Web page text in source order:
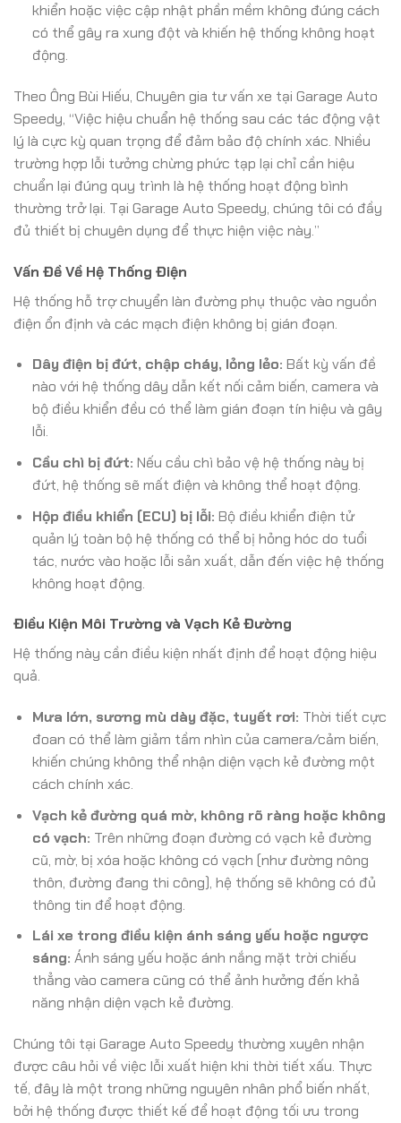
khiển hoặc việc cập nhật phần mềm không đúng cách
có thể gây ra xung đột và khiến hệ thống không hoạt
động.
Theo Ông Bùi Hiếu, Chuyên gia tư vấn xe tại Garage Auto
Speedy, “Việc hiệu chuẩn hệ thống sau các tác động vật
lý là cực kỳ quan trọng để đảm bảo độ chính xác. Nhiều
trường hợp lỗi tưởng chừng phức tạp lại chỉ cần hiệu
chuẩn lại đúng quy trình là hệ thống hoạt động bình
thường trở lại. Tại Garage Auto Speedy, chúng tôi có đầy
đủ thiết bị chuyên dụng để thực hiện việc này.”
Vấn Đề Về Hệ Thống Điện
Hệ thống hỗ trợ chuyển làn đường phụ thuộc vào nguồn
điện ổn định và các mạch điện không bị gián đoạn.
Dây điện bị đứt, chập cháy, lỏng lẻo: Bất kỳ vấn đề
nào với hệ thống dây dẫn kết nối cảm biến, camera và
bộ điều khiển đều có thể làm gián đoạn tín hiệu và gây
lỗi.
Cầu chì bị đứt: Nếu cầu chì bảo vệ hệ thống này bị
đứt, hệ thống sẽ mất điện và không thể hoạt động.
Hộp điều khiển (ECU) bị lỗi: Bộ điều khiển điện tử
quản lý toàn bộ hệ thống có thể bị hỏng hóc do tuổi
tác, nước vào hoặc lỗi sản xuất, dẫn đến việc hệ thống
không hoạt động.
Điều Kiện Môi Trường và Vạch Kẻ Đường
Hệ thống này cần điều kiện nhất định để hoạt động hiệu
quả.
Mưa lớn, sương mù dày đặc, tuyết rơi: Thời tiết cực
đoan có thể làm giảm tầm nhìn của camera/cảm biến,
khiến chúng không thể nhận diện vạch kẻ đường một
cách chính xác.
Vạch kẻ đường quá mờ, không rõ ràng hoặc không
có vạch: Trên những đoạn đường có vạch kẻ đường
cũ, mờ, bị xóa hoặc không có vạch (như đường nông
thôn, đường đang thi công), hệ thống sẽ không có đủ
thông tin để hoạt động.
Lái xe trong điều kiện ánh sáng yếu hoặc ngược
sáng: Ánh sáng yếu hoặc ánh nắng mặt trời chiếu
thẳng vào camera cũng có thể ảnh hưởng đến khả
năng nhận diện vạch kẻ đường.
Chúng tôi tại Garage Auto Speedy thường xuyên nhận
được câu hỏi về việc lỗi xuất hiện khi thời tiết xấu. Thực
tế, đây là một trong những nguyên nhân phổ biến nhất,
bởi hệ thống được thiết kế để hoạt động tối ưu trong